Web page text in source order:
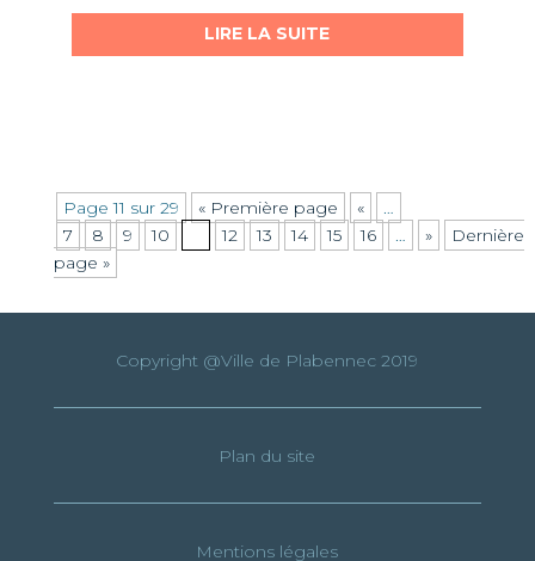
LIRE LA SUITE
Page 11 sur 29 « Première page «
…
7
8 9 10 12 13 14 15 16 … »
Dernière
page »
Copyright @Ville de Plabennec 2019
Plan du site
Mentions légales